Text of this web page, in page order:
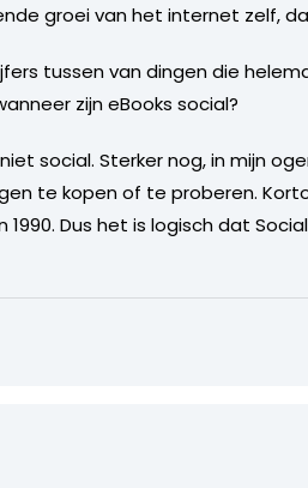
groei van het internet zelf,
tussen van dingen die
zijn eBooks social?
social. Sterker nog, in mijn
te kopen of te proberen.
Dus het is logisch dat